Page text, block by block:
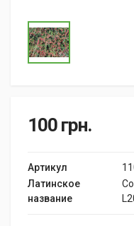
100 грн.
Артикул
Латинское
название